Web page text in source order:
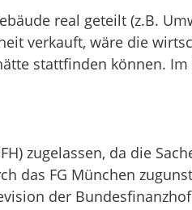
real geteilt (z.B.
verkauft, wäre die
stattfinden können.
zugelassen, da die
das FG München
der